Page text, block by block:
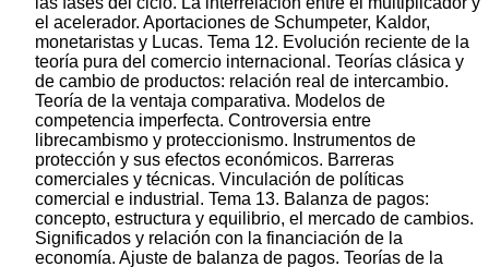
el acelerador. Aportaciones de Schumpeter, Kaldor,
monetaristas y Lucas. Tema 12. Evolución reciente de la
teoría pura del comercio internacional. Teorías clásica y
de cambio de productos: relación real de intercambio.
Teoría de la ventaja comparativa. Modelos de
competencia imperfecta. Controversia entre
librecambismo y proteccionismo. Instrumentos de
protección y sus efectos económicos. Barreras
comerciales y técnicas. Vinculación de políticas
comercial e industrial. Tema 13. Balanza de pagos:
concepto, estructura y equilibrio, el mercado de cambios.
Significados y relación con la financiación de la
economía. Ajuste de balanza de pagos. Teorías de la